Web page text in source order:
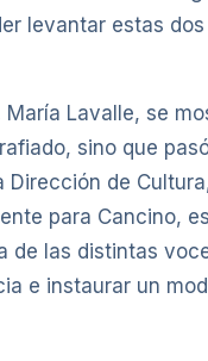
levantar estas
Lavalle, se
sino que
de
para Cancino,
de las distintas
e instaurar un